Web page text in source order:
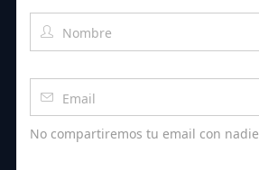
No compartiremos tu email con nadie